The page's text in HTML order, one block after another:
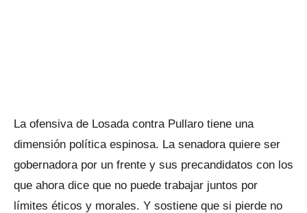
La ofensiva de Losada contra Pullaro tiene una
dimensión política espinosa. La senadora quiere ser
gobernadora por un frente y sus precandidatos con los
que ahora dice que no puede trabajar juntos por
límites éticos y morales. Y sostiene que si pierde no